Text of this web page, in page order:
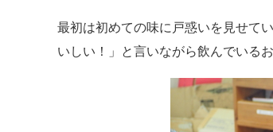
最初は初めての味に戸惑いを見せて
いしい！」と言いながら飲んでいる